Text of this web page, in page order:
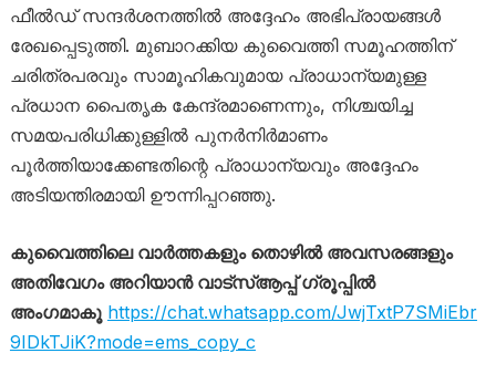
ഫീൽഡ് സന്ദർശനത്തിൽ അദ്ദേഹം അഭിപ്രായങ്ങൾ
രേഖപ്പെടുത്തി. മുബാറക്കിയ കുവൈത്തി സമൂഹത്തിന്
ചരിത്രപരവും സാമൂഹികവുമായ പ്രാധാന്യമുള്ള
പ്രധാന പൈതൃക കേന്ദ്രമാണെന്നും, നിശ്ചയിച്ച
സമയപരിധിക്കുള്ളിൽ പുനർനിർമാണം
പൂർത്തിയാക്കേണ്ടതിന്റെ പ്രാധാന്യവും അദ്ദേഹം
അടിയന്തിരമായി ഊന്നിപ്പറഞ്ഞു.
കുവൈത്തിലെ വാർത്തകളും തൊഴിൽ അവസരങ്ങളും
അതിവേഗം അറിയാൻ വാട്സ്ആപ്പ് ഗ്രൂപ്പിൽ
അംഗമാകൂ https://chat.whatsapp.com/JwjTxtP7SMiEbr
9IDkTJiK?mode=ems_copy_c